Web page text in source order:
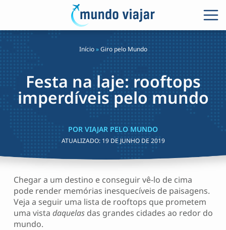
Início»Giro pelo Mundo
Festa na laje: rooftops
imperdíveis pelo mundo
POR VIAJAR PELO MUNDO
ATUALIZADO: 19 DE JUNHO DE 2019
Chegar a um destino e conseguir vê-lo de cima
pode render memórias inesquecíveis de paisagens.
Veja a seguir uma lista de rooftops que prometem
uma vista daquelasdas grandes cidades ao redor do
mundo.